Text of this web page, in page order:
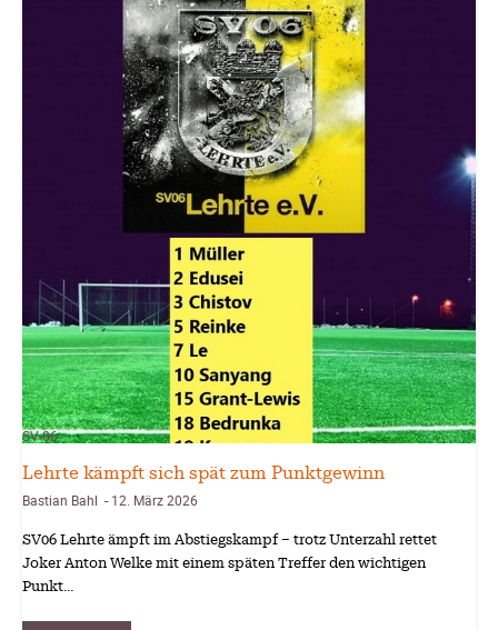
SV-06
Lehrte kämpft sich spät zum Punktgewinn
Bastian Bahl - 12. März 2026
SV06 Lehrte ämpft im Abstiegskampf – trotz Unterzahl rettet
Joker Anton Welke mit einem späten Treffer den wichtigen
Punkt…